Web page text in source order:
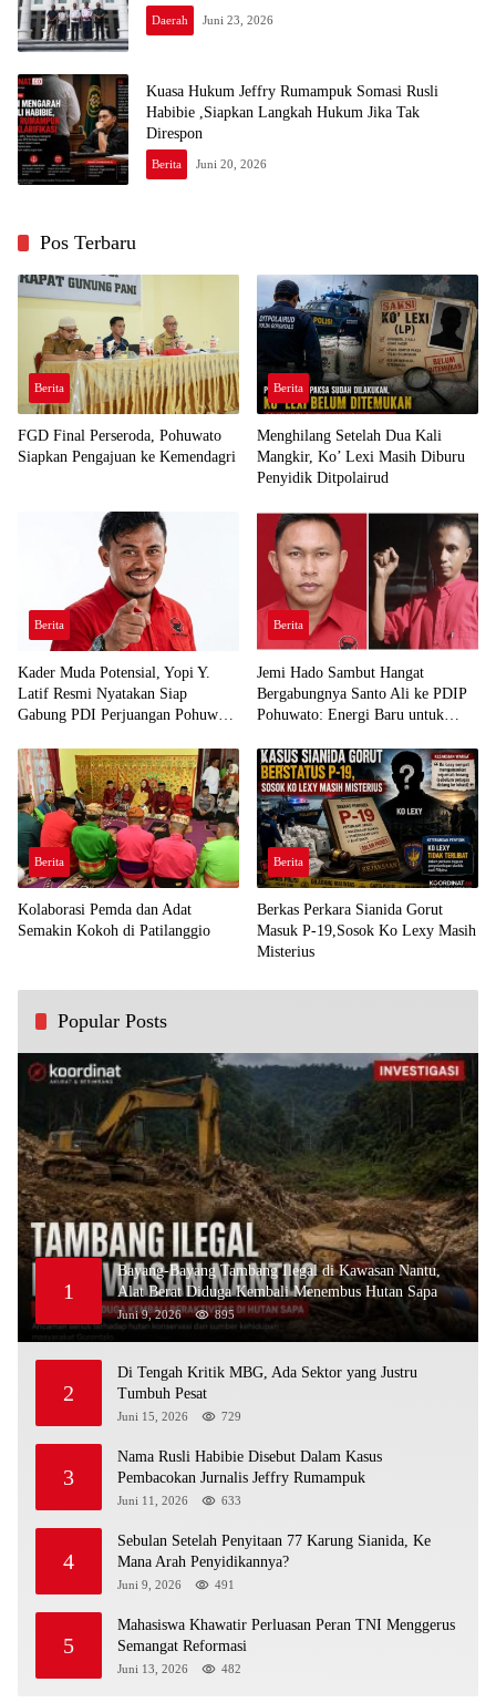
Daerah Juni 23, 2026
Kuasa Hukum Jeffry Rumampuk Somasi Rusli
Habibie ,Siapkan Langkah Hukum Jika Tak
Direspon
Berita Juni 20, 2026
Pos Terbaru
Berita
FGD Final Perseroda, Pohuwato
Siapkan Pengajuan ke Kemendagri
Berita
Menghilang Setelah Dua Kali
Mangkir, Ko’ Lexi Masih Diburu
Penyidik Ditpolairud
Berita
Kader Muda Potensial, Yopi Y.
Latif Resmi Nyatakan Siap
Gabung PDI Perjuangan Pohuwato
Berita
Jemi Hado Sambut Hangat
Bergabungnya Santo Ali ke PDIP
Pohuwato: Energi Baru untuk
Berita
Kolaborasi Pemda dan Adat
Semakin Kokoh di Patilanggio
Berita
Berkas Perkara Sianida Gorut
Masuk P-19,Sosok Ko Lexy Masih
Misterius
Popular Posts
1
Bayang-Bayang Tambang Ilegal di Kawasan Nantu,
Alat Berat Diduga Kembali Menembus Hutan Sapa
Juni 9, 2026 895
2
Di Tengah Kritik MBG, Ada Sektor yang Justru
Tumbuh Pesat
Juni 15, 2026 729
3
Nama Rusli Habibie Disebut Dalam Kasus
Pembacokan Jurnalis Jeffry Rumampuk
Juni 11, 2026 633
4
Sebulan Setelah Penyitaan 77 Karung Sianida, Ke
Mana Arah Penyidikannya?
Juni 9, 2026 491
5
Mahasiswa Khawatir Perluasan Peran TNI Menggerus
Semangat Reformasi
Juni 13, 2026 482